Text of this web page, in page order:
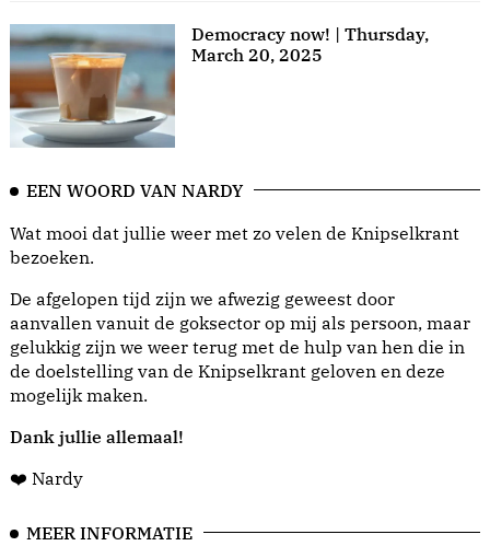
Democracy now! | Thursday,
March 20, 2025
EEN WOORD VAN NARDY
Wat mooi dat jullie weer met zo velen de Knipselkrant
bezoeken.
De afgelopen tijd zijn we afwezig geweest door
aanvallen vanuit de goksector op mij als persoon, maar
gelukkig zijn we weer terug met de hulp van hen die in
de doelstelling van de Knipselkrant geloven en deze
mogelijk maken.
Dank jullie allemaal!
❤️ Nardy
MEER INFORMATIE